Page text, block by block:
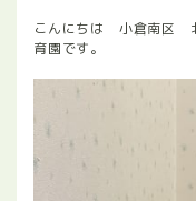
こんにちは 小倉南区
育園です。